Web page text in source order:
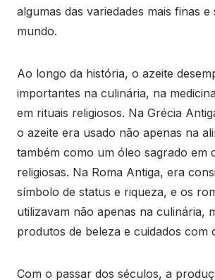
algumas das variedades mais finas
mundo.
Ao longo da história, o azeite
importantes na culinária, na
em rituais religiosos. Na Grécia
o azeite era usado não apenas na
também como um óleo sagrado em
religiosas. Na Roma Antiga, era
símbolo de status e riqueza, e os
utilizavam não apenas na culinária,
produtos de beleza e cuidados com
Com o passar dos séculos, a